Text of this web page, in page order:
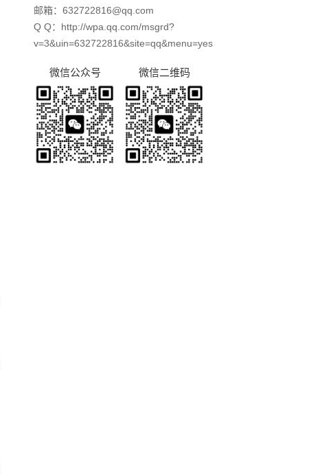
邮箱：632722816@qq.com
Q Q：http://wpa.qq.com/msgrd?
v=3&uin=632722816&site=qq&menu=yes
微信公众号 微信二维码